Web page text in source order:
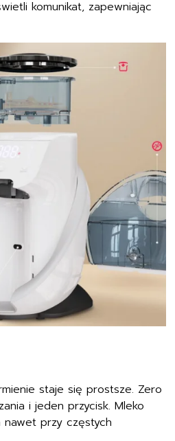
staje się prostsze. Zero
i jeden przycisk. Mleko
przy częstych